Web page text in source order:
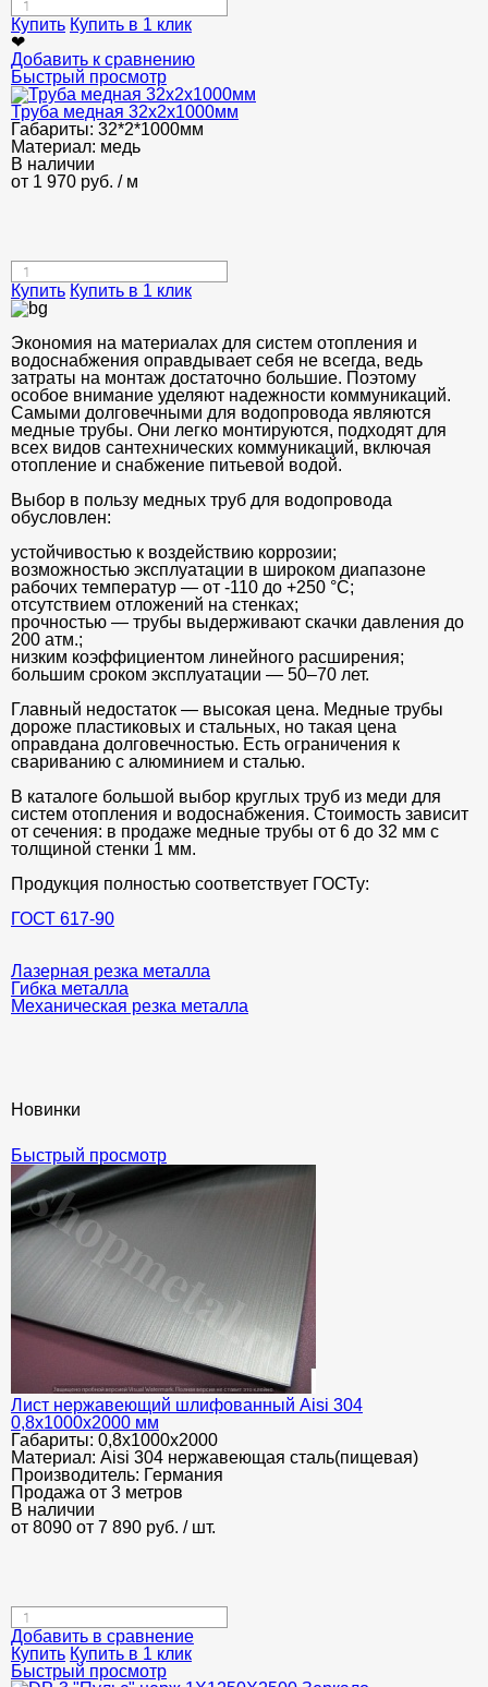
Купить Купить в 1 клик
❤
Добавить к сравнению
Быстрый просмотр
Труба медная 32x2x1000мм
Габариты: 32*2*1000мм
Материал: медь
В наличии
от 1 970 руб. / м
Купить Купить в 1 клик
Экономия на материалах для систем отопления и
водоснабжения оправдывает себя не всегда, ведь
затраты на монтаж достаточно большие. Поэтому
особое внимание уделяют надежности коммуникаций.
Самыми долговечными для водопровода являются
медные трубы. Они легко монтируются, подходят для
всех видов сантехнических коммуникаций, включая
отопление и снабжение питьевой водой.
Выбор в пользу медных труб для водопровода
обусловлен:
устойчивостью к воздействию коррозии;
возможностью эксплуатации в широком диапазоне
рабочих температур — от -110 до +250 °С;
отсутствием отложений на стенках;
прочностью — трубы выдерживают скачки давления до
200 атм.;
низким коэффициентом линейного расширения;
большим сроком эксплуатации — 50–70 лет.
Главный недостаток — высокая цена. Медные трубы
дороже пластиковых и стальных, но такая цена
оправдана долговечностью. Есть ограничения к
свариванию с алюминием и сталью.
В каталоге большой выбор круглых труб из меди для
систем отопления и водоснабжения. Стоимость зависит
от сечения: в продаже медные трубы от 6 до 32 мм с
толщиной стенки 1 мм.
Продукция полностью соответствует ГОСТу:
ГОСТ 617-90
Лазерная резка металла
Гибка металла
Механическая резка металла
Новинки
Быстрый просмотр
Лист нержавеющий шлифованный Aisi 304
0,8х1000х2000 мм
Габариты: 0,8х1000х2000
Материал: Aisi 304 нержавеющая сталь(пищевая)
Производитель: Германия
Продажа от 3 метров
В наличии
от 8090 от 7 890 руб. / шт.
Добавить в сравнение
Купить Купить в 1 клик
Быстрый просмотр